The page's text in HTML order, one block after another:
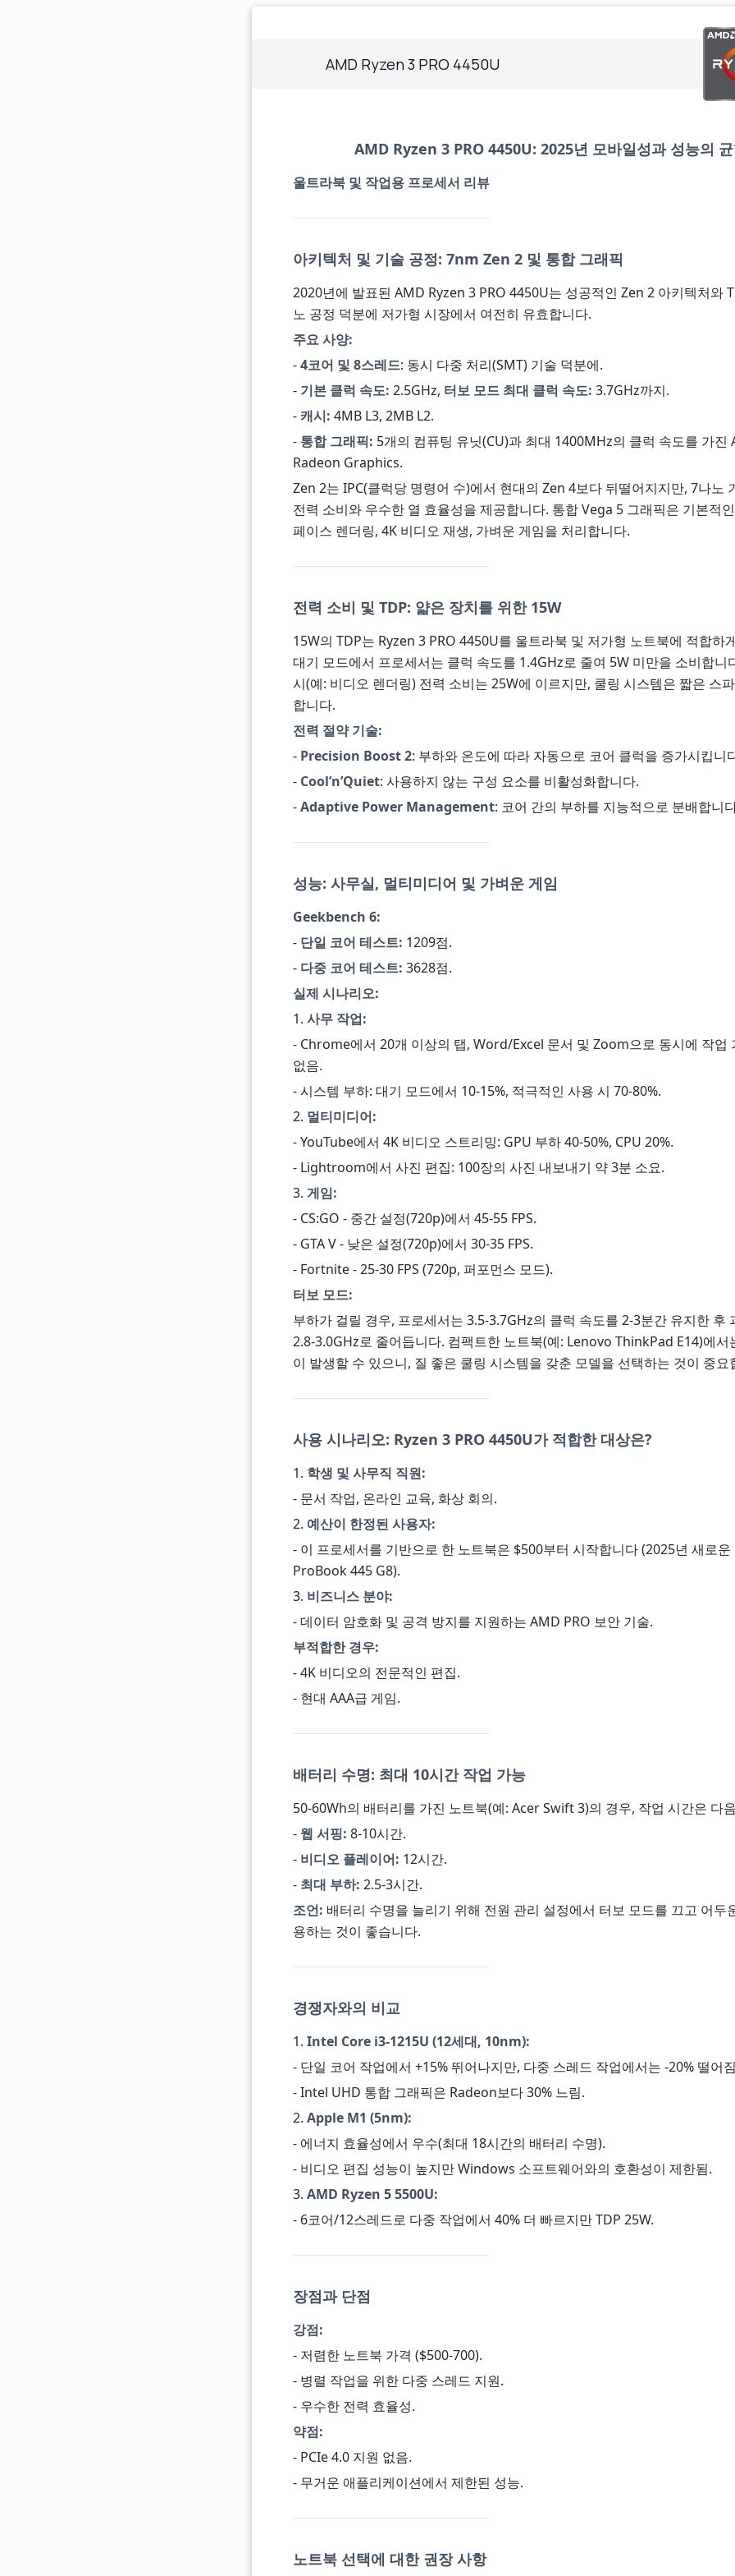
AMD Ryzen 3 PRO 4450U
AMD Ryzen 3 PRO 4450U: 2025년 모바일성과 성능의
울트라북 및 작업용 프로세서 리뷰
아키텍처 및 기술 공정: 7nm Zen 2 및 통합 그래픽
2020년에 발표된 AMD Ryzen 3 PRO 4450U는 성공적인 Zen 2 아키텍처와
노 공정 덕분에 저가형 시장에서 여전히 유효합니다.
주요 사양:
-4코어 및 8스레드: 동시 다중 처리(SMT) 기술 덕분에.
- 기본 클럭 속도: 2.5GHz, 터보 모드 최대 클럭 속도: 3.7GHz까지.
-캐시: 4MB L3, 2MB L2.
- 통합 그래픽: 5개의 컴퓨팅 유닛(CU)과 최대 1400MHz의 클럭 속도를 가진
Radeon Graphics.
Zen 2는 IPC(클럭당 명령어 수)에서 현대의 Zen 4보다 뒤떨어지지만, 7나노
전력 소비와 우수한 열 효율성을 제공합니다. 통합 Vega 5 그래픽은 기본적
페이스 렌더링, 4K 비디오 재생, 가벼운 게임을 처리합니다.
전력 소비 및 TDP: 얇은 장치를 위한 15W
15W의 TDP는 Ryzen 3 PRO 4450U를 울트라북 및 저가형 노트북에 적합하
대기 모드에서 프로세서는 클럭 속도를 1.4GHz로 줄여 5W 미만을 소비합니
시(예: 비디오 렌더링) 전력 소비는 25W에 이르지만, 쿨링 시스템은 짧은 스
합니다.
전력 절약 기술:
- Precision Boost 2: 부하와 온도에 따라 자동으로 코어 클럭을 증가시킵니
- Cool’n’Quiet: 사용하지 않는 구성 요소를 비활성화합니다.
-Adaptive Power Management: 코어 간의 부하를 지능적으로 분배합니
성능: 사무실, 멀티미디어 및 가벼운 게임
Geekbench 6:
- 단일 코어 테스트: 1209점.
- 다중 코어 테스트: 3628점.
실제 시나리오:
1. 사무 작업:
- Chrome에서 20개 이상의 탭, Word/Excel 문서 및 Zoom으로 동시에 작업
없음.
- 시스템 부하: 대기 모드에서 10-15%, 적극적인 사용 시 70-80%.
2. 멀티미디어:
- YouTube에서 4K 비디오 스트리밍: GPU 부하 40-50%, CPU 20%.
- Lightroom에서 사진 편집: 100장의 사진 내보내기 약 3분 소요.
3. 게임:
- CS:GO - 중간 설정(720p)에서 45-55 FPS.
- GTA V - 낮은 설정(720p)에서 30-35 FPS.
- Fortnite - 25-30 FPS (720p, 퍼포먼스 모드).
터보 모드:
부하가 걸릴 경우, 프로세서는 3.5-3.7GHz의 클럭 속도를 2-3분간 유지한 후
2.8-3.0GHz로 줄어듭니다. 컴팩트한 노트북(예: Lenovo ThinkPad E14)에서
이 발생할 수 있으니, 질 좋은 쿨링 시스템을 갖춘 모델을 선택하는 것이 중요
사용 시나리오: Ryzen 3 PRO 4450U가 적합한 대상은?
1. 학생 및 사무직 직원:
- 문서 작업, 온라인 교육, 화상 회의.
2. 예산이 한정된 사용자:
- 이 프로세서를 기반으로 한 노트북은 $500부터 시작합니다 (2025년 새로운
ProBook 445 G8).
3. 비즈니스 분야:
- 데이터 암호화 및 공격 방지를 지원하는 AMD PRO 보안 기술.
부적합한 경우:
- 4K 비디오의 전문적인 편집.
- 현대 AAA급 게임.
배터리 수명: 최대 10시간 작업 가능
50-60Wh의 배터리를 가진 노트북(예: Acer Swift 3)의 경우, 작업 시간은 다
- 웹 서핑: 8-10시간.
- 비디오 플레이어: 12시간.
- 최대 부하: 2.5-3시간.
조언: 배터리 수명을 늘리기 위해 전원 관리 설정에서 터보 모드를 끄고 어두
용하는 것이 좋습니다.
경쟁자와의 비교
1. Intel Core i3-1215U (12세대, 10nm):
- 단일 코어 작업에서 +15% 뛰어나지만, 다중 스레드 작업에서는 -20% 떨어
- Intel UHD 통합 그래픽은 Radeon보다 30% 느림.
2. Apple M1 (5nm):
- 에너지 효율성에서 우수(최대 18시간의 배터리 수명).
- 비디오 편집 성능이 높지만 Windows 소프트웨어와의 호환성이 제한됨.
3. AMD Ryzen 5 5500U:
- 6코어/12스레드로 다중 작업에서 40% 더 빠르지만 TDP 25W.
장점과 단점
강점:
- 저렴한 노트북 가격 ($500-700).
- 병렬 작업을 위한 다중 스레드 지원.
- 우수한 전력 효율성.
약점:
- PCIe 4.0 지원 없음.
- 무거운 애플리케이션에서 제한된 성능.
노트북 선택에 대한 권장 사항